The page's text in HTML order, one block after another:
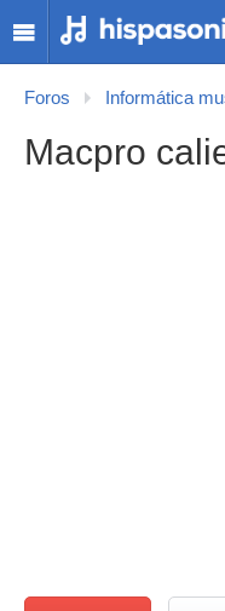
Foros Informática
Macpro